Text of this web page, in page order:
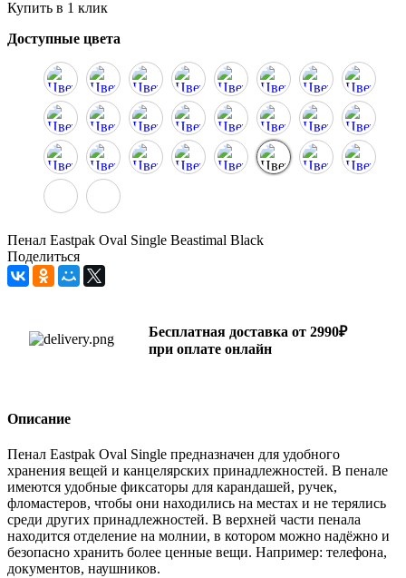
Купить в 1 клик
Доступные цвета
Пенал Eastpak Oval Single Beastimal Black
Поделиться
Бесплатная доставка от 2990₽
при оплате онлайн
Описание
Пенал Eastpak Oval Single предназначен для удобного
хранения вещей и канцелярских принадлежностей. В пенале
имеются удобные фиксаторы для карандашей, ручек,
фломастеров, чтобы они находились на местах и не терялись
среди других принадлежностей. В верхней части пенала
находится отделение на молнии, в котором можно надёжно и
безопасно хранить более ценные вещи. Например: телефона,
документов, наушников.